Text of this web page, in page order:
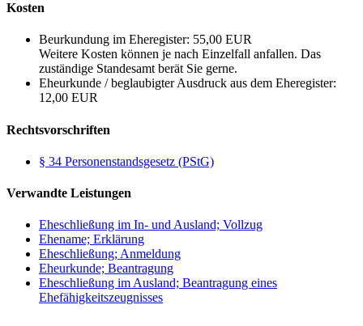
Kosten
Beurkundung im Eheregister: 55,00 EUR
Weitere Kosten können je nach Einzelfall anfallen. Das
zuständige Standesamt berät Sie gerne.
Eheurkunde / beglaubigter Ausdruck aus dem Eheregister:
12,00 EUR
Rechtsvorschriften
§ 34 Personenstandsgesetz (PStG)
Verwandte Leistungen
Eheschließung im In- und Ausland; Vollzug
Ehename; Erklärung
Eheschließung; Anmeldung
Eheurkunde; Beantragung
Eheschließung im Ausland; Beantragung eines
Ehefähigkeitszeugnisses